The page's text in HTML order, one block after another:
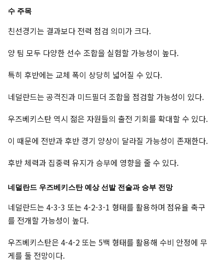
수 주목
친선경기는 결과보다 전력 점검 의미가 크다.
양 팀 모두 다양한 선수 조합을 실험할 가능성이 높다.
특히 후반에는 교체 폭이 상당히 넓어질 수 있다.
네덜란드는 공격진과 미드필더 조합을 점검할 가능성이 있다.
우즈베키스탄 역시 젊은 자원들의 출전 기회를 확대할 수 있다.
이 때문에 전반과 후반 경기 양상이 달라질 가능성이 존재한다.
후반 체력과 집중력 유지가 승부에 영향을 줄 수 있다.
네덜란드 우즈베키스탄 예상 선발 전술과 승부 전망
네덜란드는 4-3-3 또는 4-2-3-1 형태를 활용하며 점유율 축구
를 전개할 가능성이 높다.
우즈베키스탄은 4-4-2 또는 5백 형태를 활용해 수비 안정에 무
게를 둘 전망이다.